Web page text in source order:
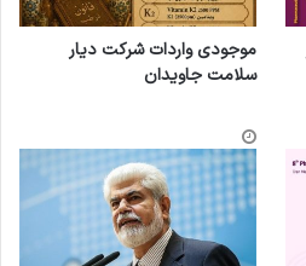
موجودی واردات شرکت دیار
سلامت جاویدان